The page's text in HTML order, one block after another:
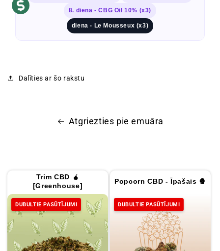
8. diena - CBG Oil 10% (x3)
diena - Le Mousseux (x3)
Dalīties ar šo rakstu
Atgriezties pie emuāra
Trim CBD 🧉
[Greenhouse]
DUBULTIE PASŪTĪJUMI
Popcorn CBD - Īpašais 🍿
DUBULTIE PASŪTĪJUMI